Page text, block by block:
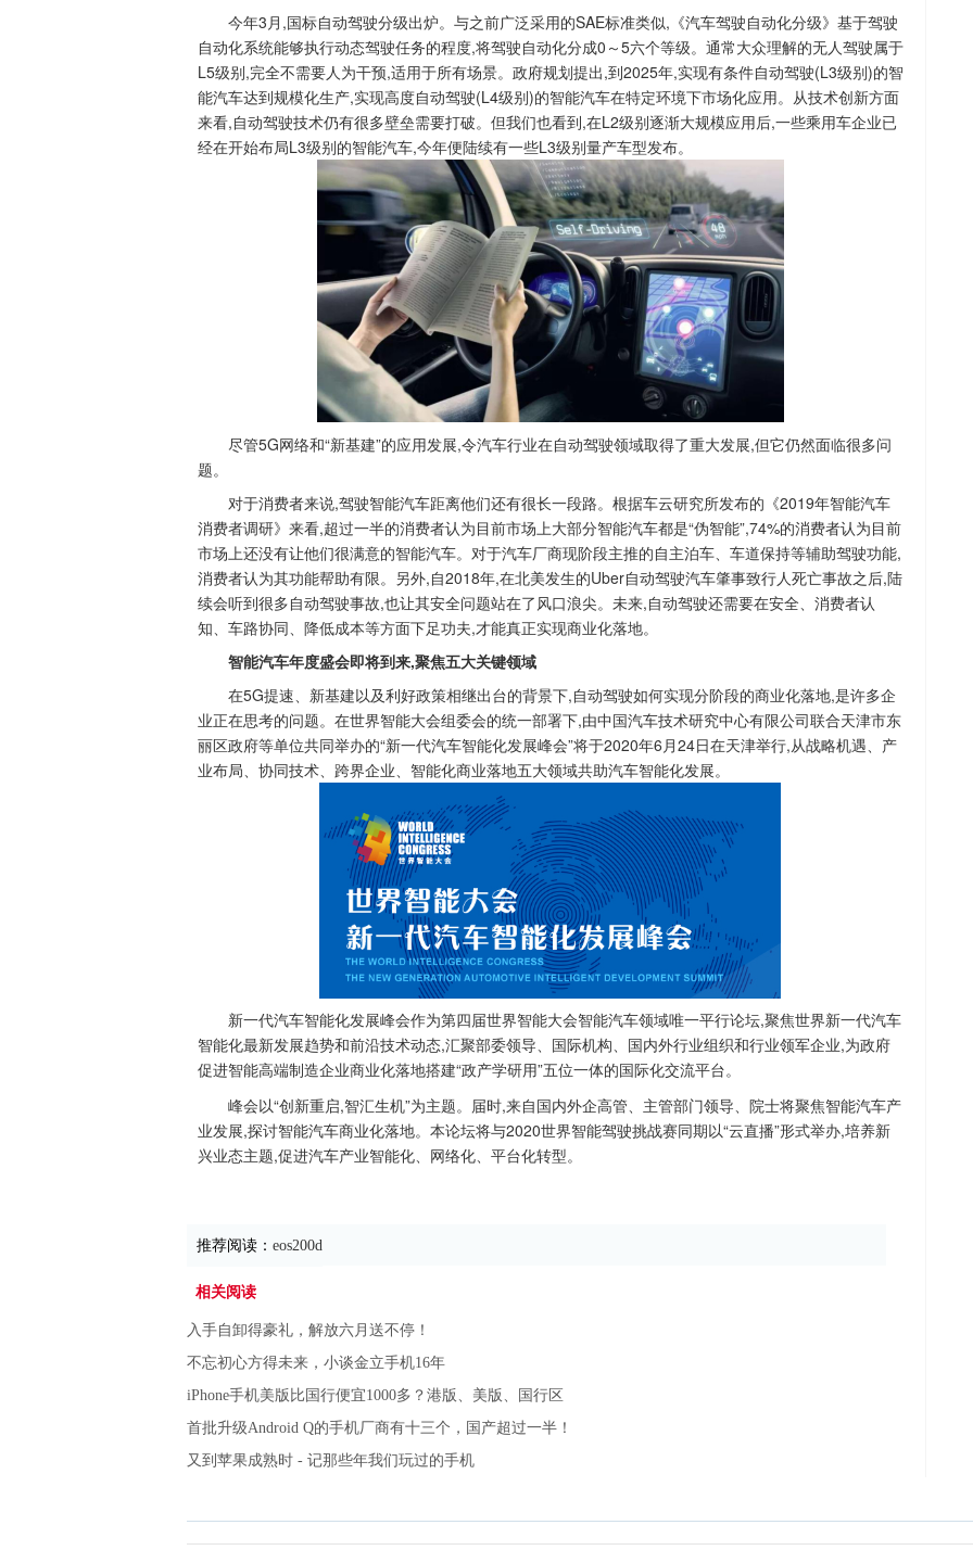
今年3月,国标自动驾驶分级出炉。与之前广泛采用的SAE标准类似,《汽车驾驶自动化分级》基于驾驶
自动化系统能够执行动态驾驶任务的程度,将驾驶自动化分成0～5六个等级。通常大众理解的无人驾驶属于
L5级别,完全不需要人为干预,适用于所有场景。政府规划提出,到2025年,实现有条件自动驾驶(L3级别)的智
能汽车达到规模化生产,实现高度自动驾驶(L4级别)的智能汽车在特定环境下市场化应用。从技术创新方面
来看,自动驾驶技术仍有很多壁垒需要打破。但我们也看到,在L2级别逐渐大规模应用后,一些乘用车企业已
经在开始布局L3级别的智能汽车,今年便陆续有一些L3级别量产车型发布。
尽管5G网络和“新基建”的应用发展,令汽车行业在自动驾驶领域取得了重大发展,但它仍然面临很多问
题。
对于消费者来说,驾驶智能汽车距离他们还有很长一段路。根据车云研究所发布的《2019年智能汽车
消费者调研》来看,超过一半的消费者认为目前市场上大部分智能汽车都是“伪智能”,74%的消费者认为目前
市场上还没有让他们很满意的智能汽车。对于汽车厂商现阶段主推的自主泊车、车道保持等辅助驾驶功能,
消费者认为其功能帮助有限。另外,自2018年,在北美发生的Uber自动驾驶汽车肇事致行人死亡事故之后,陆
续会听到很多自动驾驶事故,也让其安全问题站在了风口浪尖。未来,自动驾驶还需要在安全、消费者认
知、车路协同、降低成本等方面下足功夫,才能真正实现商业化落地。
智能汽车年度盛会即将到来,聚焦五大关键领域
在5G提速、新基建以及利好政策相继出台的背景下,自动驾驶如何实现分阶段的商业化落地,是许多企
业正在思考的问题。在世界智能大会组委会的统一部署下,由中国汽车技术研究中心有限公司联合天津市东
丽区政府等单位共同举办的“新一代汽车智能化发展峰会”将于2020年6月24日在天津举行,从战略机遇、产
业布局、协同技术、跨界企业、智能化商业落地五大领域共助汽车智能化发展。
新一代汽车智能化发展峰会作为第四届世界智能大会智能汽车领域唯一平行论坛,聚焦世界新一代汽车
智能化最新发展趋势和前沿技术动态,汇聚部委领导、国际机构、国内外行业组织和行业领军企业,为政府
促进智能高端制造企业商业化落地搭建“政产学研用”五位一体的国际化交流平台。
峰会以“创新重启,智汇生机”为主题。届时,来自国内外企高管、主管部门领导、院士将聚焦智能汽车产
业发展,探讨智能汽车商业化落地。本论坛将与2020世界智能驾驶挑战赛同期以“云直播”形式举办,培养新
兴业态主题,促进汽车产业智能化、网络化、平台化转型。
推荐阅读： eos200d
相关阅读
入手自卸得豪礼，解放六月送不停！
不忘初心方得未来，小谈金立手机16年
iPhone手机美版比国行便宜1000多？港版、美版、国行区
首批升级Android Q的手机厂商有十三个，国产超过一半！
又到苹果成熟时 - 记那些年我们玩过的手机